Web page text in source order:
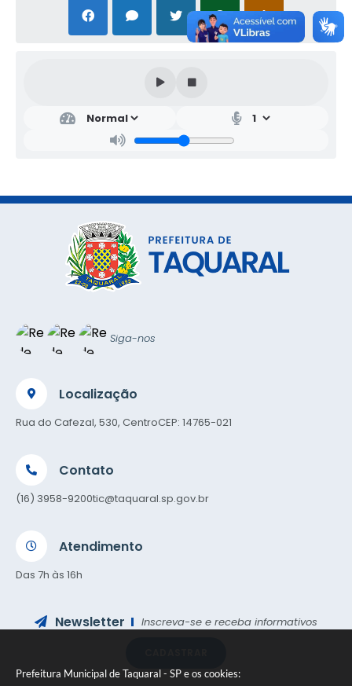
Prefeitura Municipal de Taquaral - SP e os cookies:
Siga-nos
Localização
Rua do Cafezal, 530, CentroCEP: 14765-021
Contato
(16) 3958-9200tic@taquaral.sp.gov.br
Atendimento
Das 7h às 16h
Newsletter Inscreva-se e receba informativos